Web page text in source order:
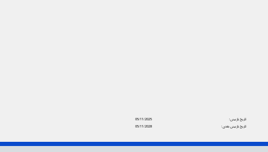
05/11/2025
تاریخ بازبینی:
05/11/2028
تاریخ بازبینی بعدی: